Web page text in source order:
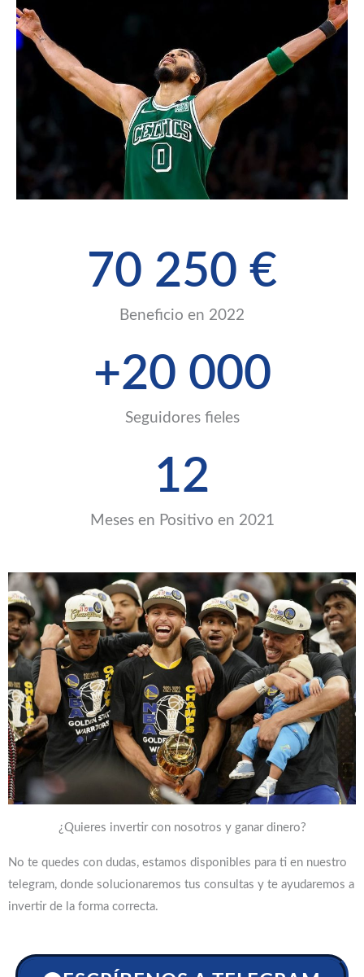
Beneficio en 2022
70 250 €
Seguidores fieles
+20 000
Meses en Positivo en 2021
12
¿Quieres invertir con nosotros y ganar dinero?
No te quedes con dudas, estamos disponibles para ti en nuestro
telegram, donde solucionaremos tus consultas y te ayudaremos a
invertir de la forma correcta.